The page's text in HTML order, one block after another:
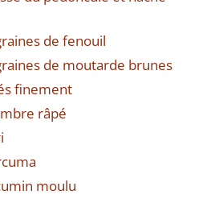
de fenouil
de moutarde brunes
finement
râpé
moulu